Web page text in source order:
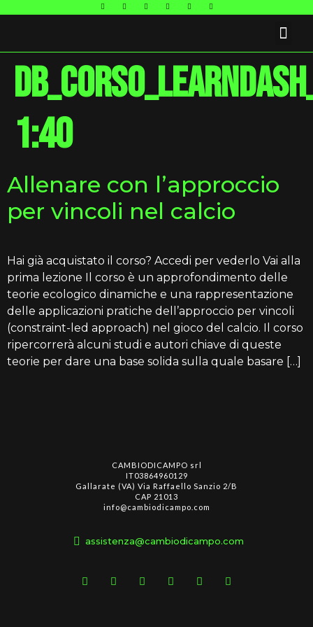
1:40
Allenare con l’approccio
per vincoli nel calcio
Hai già acquistato il corso? Accedi per vederlo Vai alla
prima lezione Il corso è un approfondimento delle
teorie ecologico dinamiche e una rappresentazione
delle applicazioni pratiche dell’approccio per vincoli
(constraint-led approach) nel gioco del calcio. Il corso
ripercorrerà alcuni studi e autori chiave di queste
teorie per dare una base solida sulla quale basare […]
CAMBIODICAMPO srl
IT03864960129
Gallarate (VA) Via Raffaello Sanzio 2/B
CAP 21013
info@cambiodicampo.com
assistenza@cambiodicampo.com